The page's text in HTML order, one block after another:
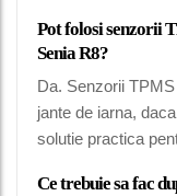
Pot folosi senzorii
Senia R8?
Da. Senzorii
jante de iarna,
solutie practica
Ce trebuie sa fac